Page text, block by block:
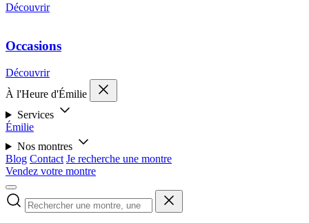
Découvrir
Occasions
Découvrir
À l'Heure d'Émilie
Services
Émilie
Nos montres
Blog Contact Je recherche une montre
Vendez votre montre